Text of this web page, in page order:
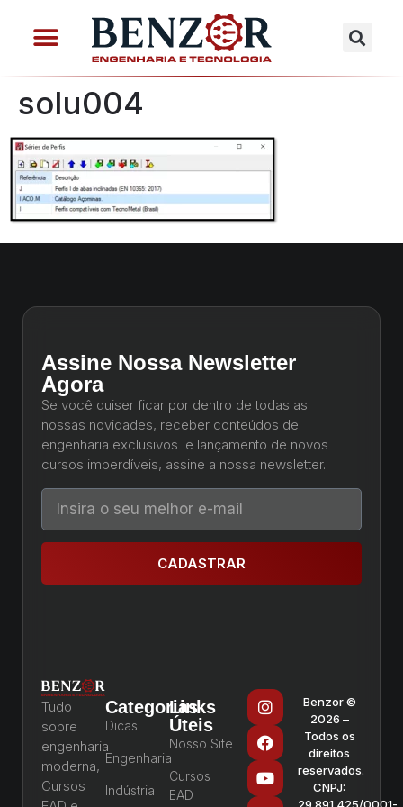
solu004
Assine Nossa Newsletter
Agora
Se você quiser ficar por dentro de todas as
nossas novidades, receber conteúdos de
engenharia exclusivos e lançamento de novos
cursos imperdíveis, assine a nossa newsletter.
CADASTRAR
Tudo
sobre
engenharia
moderna,
Cursos
Categorias
Dicas
Engenharia
Indústria
Links
Úteis
Nosso Site
Cursos
EAD
Benzor ©
2026 –
Todos os
direitos
reservados.
CNPJ: